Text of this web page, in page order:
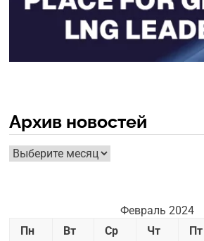
Архив новостей
Архив
новостей
Февраль 2024
Пн
Вт Ср Чт Пт